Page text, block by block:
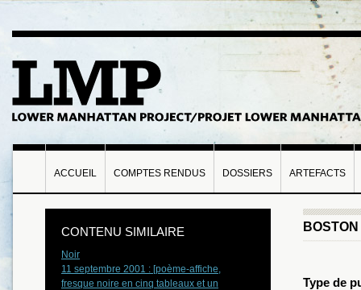
ACCUEIL COMPTES RENDUS DOSSIERS ARTEFACTS
Type de
CONTENU SIMILAIRE
Noir
11 septembre 2001 : [poème-affiche,
fresque noire en cinq tableaux et un